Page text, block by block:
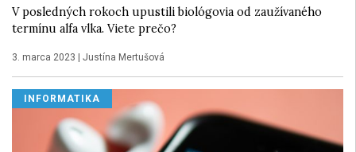
V posledných rokoch upustili biológovia od zaužívaného
termínu alfa vlka. Viete prečo?
3. marca 2023 Justína Mertušová
INFORMATIKA